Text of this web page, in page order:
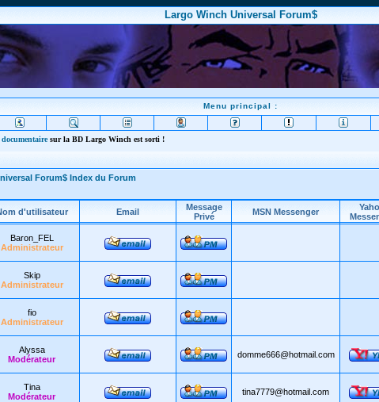
Largo Winch Universal Forum$
Menu principal :
sur la BD Largo Winch est sorti !
Forum$ Index du Forum
d'utilisateur Email
Message
Privé
MSN Messenger
Baron_FEL
Administrateur
Skip
Administrateur
fio
Administrateur
Alyssa
Modérateur
domme666@hotmail.com
Tina
Modérateur
tina7779@hotmail.com